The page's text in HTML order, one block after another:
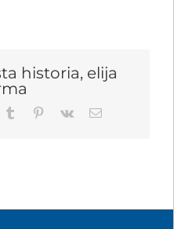
historia, elija
Tumblr Pinterest
Vk Email